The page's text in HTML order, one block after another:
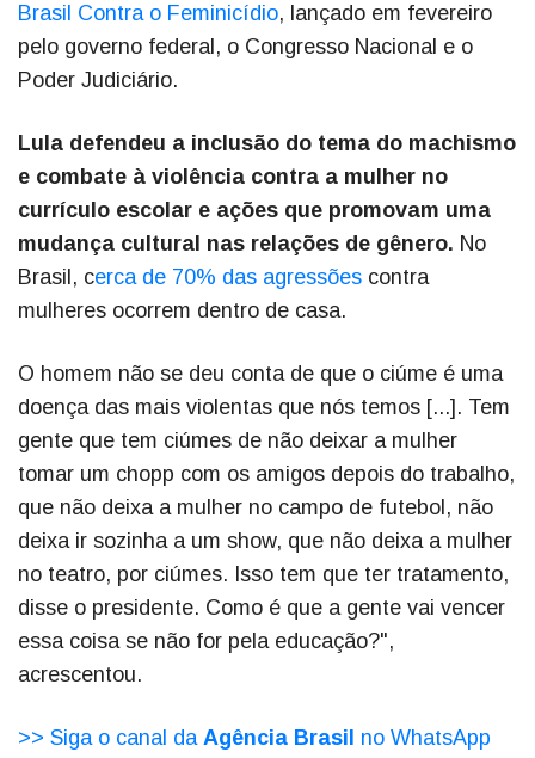
Brasil Contra o Feminicídio, lançado em fevereiro
pelo governo federal, o Congresso Nacional e o
Poder Judiciário.
Lula defendeu a inclusão do tema do machismo
e combate à violência contra a mulher no
currículo escolar e ações que promovam uma
mudança cultural nas relações de gênero. No
Brasil, cerca de 70% das agressões contra
mulheres ocorrem dentro de casa.
O homem não se deu conta de que o ciúme é uma
doença das mais violentas que nós temos [...]. Tem
gente que tem ciúmes de não deixar a mulher
tomar um chopp com os amigos depois do trabalho,
que não deixa a mulher no campo de futebol, não
deixa ir sozinha a um show, que não deixa a mulher
no teatro, por ciúmes. Isso tem que ter tratamento,
disse o presidente. Como é que a gente vai vencer
essa coisa se não for pela educação?",
acrescentou.
>> Siga o canal da Agência Brasil no WhatsApp